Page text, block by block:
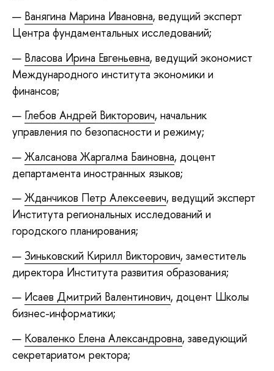
Ванягина Марина Ивановна, ведущий эксперт
Центра фундаментальных исследований;
Власова Ирина Евгеньевна, ведущий экономист
Международного института экономики и
финансов;
Глебов Андрей Викторович, начальник
управления по безопасности и режиму;
Жалсанова Жаргалма Баиновна, доцент
департамента иностранных языков;
Жданчиков Петр Алексеевич, ведущий эксперт
Института региональных исследований и
городского планирования;
Зиньковский Кирилл Викторович, заместитель
директора Института развития образования;
Исаев Дмитрий Валентинович, доцент Школы
бизнес-информатики;
Коваленко Елена Александровна, заведующий
секретариатом ректора;